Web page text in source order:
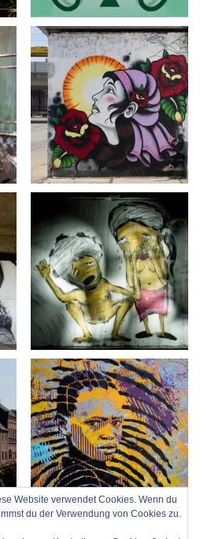
Website verwendet Cookies. Wenn du
du der Verwendung von Cookies zu.